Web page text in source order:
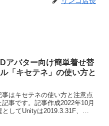
アバター向け簡単着せ替
「キセテネ」の使い方と
事はキセテネの使い方と注意点
記事です。記事作成2022年10月
としてUnityは2019.3.31F、